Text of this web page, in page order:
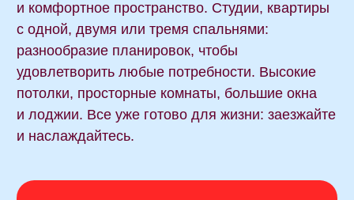
и лоджии. Все уже готово для жизни: заезжайте
и наслаждайтесь.
Выбрать квартиру
Получить консультацию